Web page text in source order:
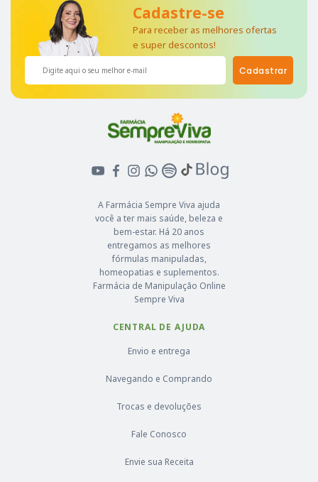
A Farmácia Sempre Viva ajuda
você a ter mais saúde, beleza e
bem-estar. Há 20 anos
entregamos as melhores
fórmulas manipuladas,
homeopatias e suplementos.
Farmácia de Manipulação Online
Sempre Viva
CENTRAL DE AJUDA
Envio e entrega
Navegando e Comprando
Trocas e devoluções
Fale Conosco
Envie sua Receita
Cadastre-se
Para receber as melhores ofertas
e super descontos!
Cadastrar